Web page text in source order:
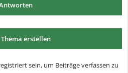
Thema erstellen
sein, um Beiträge verfassen zu